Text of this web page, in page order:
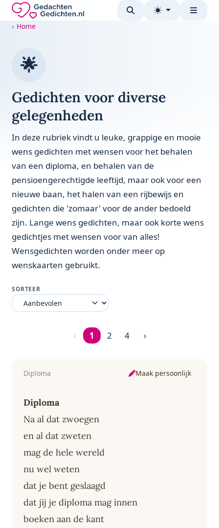
Direct naar de inhoud
Gedachten-Gedichten.nl — naar de homepage
Home
🌟
Gedichten voor diverse
gelegenheden
In deze rubriek vindt u leuke, grappige en mooie
wens gedichten met wensen voor het behalen
van een diploma, en behalen van de
pensioengerechtigde leeftijd, maar ook voor een
nieuwe baan, het halen van een rijbewijs en
gedichten die 'zomaar' voor de ander bedoeld
zijn. Lange wens gedichten, maar ook korte wens
gedichtjes met wensen voor van alles!
Wensgedichten worden onder meer op
wenskaarten gebruikt.
SORTEER
Pagina 1 van 4
‹ 1 2 4 ›
Diploma Maak persoonlijk
Diploma
Na al dat zwoegen
en al dat zweten
mag de hele wereld
nu wel weten
dat je bent geslaagd
dat jij je diploma mag innen
boeken aan de kant